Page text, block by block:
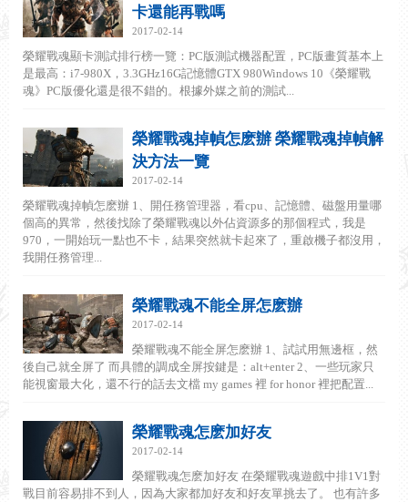
卡還能再戰嗎
2017-02-14
榮耀戰魂顯卡測試排行榜一覽：PC版測試機器配置，PC版畫質基本上
是最高：i7-980X，3.3GHz16G記憶體GTX 980Windows 10《榮耀戰
魂》PC版優化還是很不錯的。根據外媒之前的測試...
榮耀戰魂掉幀怎麽辦 榮耀戰魂掉幀解
決方法一覽
2017-02-14
榮耀戰魂掉幀怎麽辦 1、開任務管理器，看cpu、記憶體、磁盤用量哪
個高的異常，然後找除了榮耀戰魂以外佔資源多的那個程式，我是
970，一開始玩一點也不卡，結果突然就卡起來了，重啟機子都沒用，
我開任務管理...
榮耀戰魂不能全屏怎麽辦
2017-02-14
榮耀戰魂不能全屏怎麽辦 1、試試用無邊框，然
後自己就全屏了 而具體的調成全屏按鍵是：alt+enter 2、一些玩家只
能視窗最大化，還不行的話去文檔 my games 裡 for honor 裡把配置...
榮耀戰魂怎麽加好友
2017-02-14
榮耀戰魂怎麽加好友 在榮耀戰魂遊戲中排1V1對
戰目前容易排不到人，因為大家都加好友和好友單挑去了。 也有許多